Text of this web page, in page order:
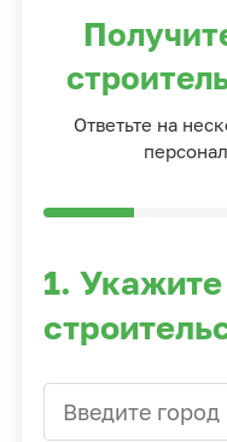
Ответьте на
1.